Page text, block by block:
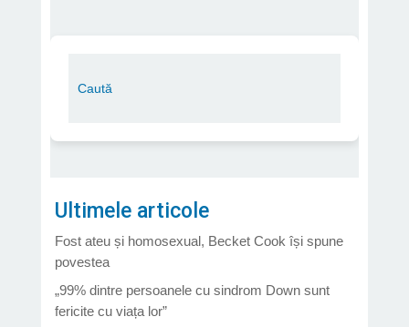
Ultimele articole
Fost ateu și homosexual, Becket Cook își spune
povestea
„99% dintre persoanele cu sindrom Down sunt
fericite cu viața lor”